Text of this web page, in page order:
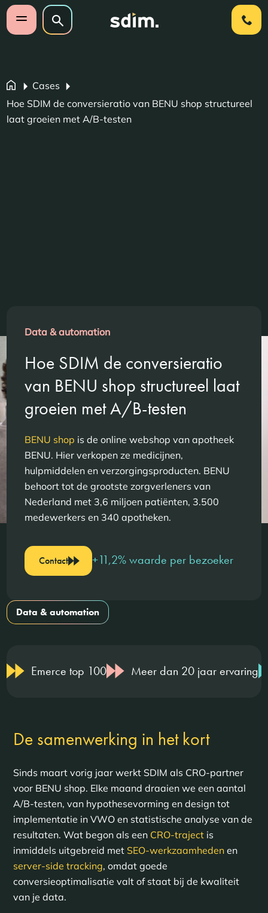
Navigatie overslaan
Open mobiel menu
Zoeken op website
Zoeken
Cases
Hoe SDIM de conversieratio van BENU shop structureel
laat groeien met A/B-testen
Data & automation
Hoe SDIM de conversieratio
van BENU shop structureel laat
groeien met A/B-testen
BENU shop is de online webshop van apotheek
BENU. Hier verkopen ze medicijnen,
hulpmiddelen en verzorgingsproducten. BENU
behoort tot de grootste zorgverleners van
Nederland met 3,6 miljoen patiënten, 3.500
medewerkers en 340 apotheken.
Contact +11,2% waarde per bezoeker
Data & automation
Emerce top 100 Meer dan 20 jaar ervaring
De samenwerking in het kort
Sinds maart vorig jaar werkt SDIM als CRO-partner
voor BENU shop. Elke maand draaien we een aantal
A/B-testen, van hypothesevorming en design tot
implementatie in VWO en statistische analyse van de
resultaten. Wat begon als een CRO-trajectis
inmiddels uitgebreid met SEO-werkzaamhedenen
server-side tracking, omdat goede
conversieoptimalisatie valt of staat bij de kwaliteit
van je data.